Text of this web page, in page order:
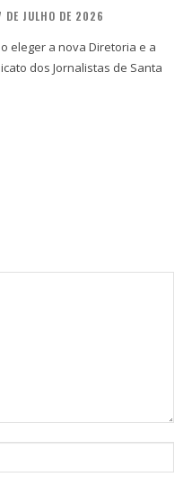
DE JULHO DE 2026
eleger a nova Diretoria e a
dos Jornalistas de Santa